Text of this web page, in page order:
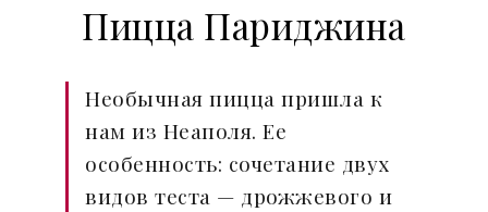
Пицца Париджина
Необычная пицца пришла к
нам из Неаполя. Ее
особенность: сочетание двух
видов теста — дрожжевого и